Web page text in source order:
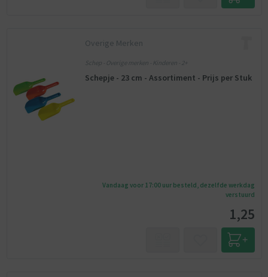
Overige Merken
Schep - Overige merken - Kinderen - 2+
Schepje - 23 cm - Assortiment - Prijs per Stuk
Vandaag voor 17:00 uur besteld, dezelfde werkdag
verstuurd
1,25